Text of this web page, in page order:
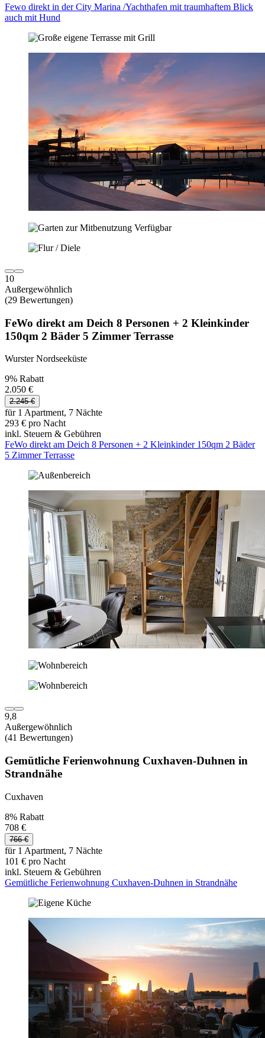
Fewo direkt in der City Marina /Yachthafen mit traumhaftem Blick
auch mit Hund
10
Außergewöhnlich
(29 Bewertungen)
FeWo direkt am Deich 8 Personen + 2 Kleinkinder
150qm 2 Bäder 5 Zimmer Terrasse
Wurster Nordseeküste
9% Rabatt
2.050 €
2.245 €
für 1 Apartment, 7 Nächte
293 € pro Nacht
inkl. Steuern & Gebühren
FeWo direkt am Deich 8 Personen + 2 Kleinkinder 150qm 2 Bäder
5 Zimmer Terrasse
9,8
Außergewöhnlich
(41 Bewertungen)
Gemütliche Ferienwohnung Cuxhaven-Duhnen in
Strandnähe
Cuxhaven
8% Rabatt
708 €
766 €
für 1 Apartment, 7 Nächte
101 € pro Nacht
inkl. Steuern & Gebühren
Gemütliche Ferienwohnung Cuxhaven-Duhnen in Strandnähe